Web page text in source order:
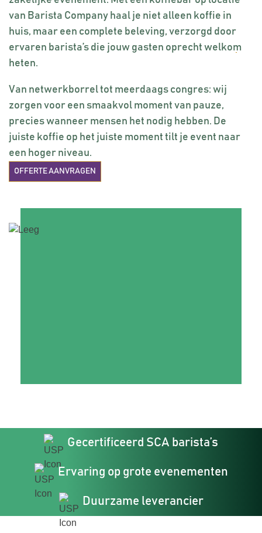
van Barista Company haal je niet alleen koffie in
huis, maar een complete beleving, verzorgd door
ervaren barista’s die jouw gasten oprecht welkom
heten.
Van netwerkborrel tot meerdaags congres: wij
zorgen voor een smaakvol moment van pauze,
precies wanneer mensen het nodig hebben. De
juiste koffie op het juiste moment tilt je event naar
een hoger niveau.
OFFERTE AANVRAGEN
Gecertificeerd SCA barista’s
Ervaring op grote evenementen
Duurzame leverancier